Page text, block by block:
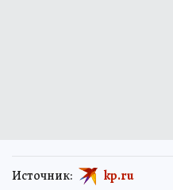
Источник: kp.ru